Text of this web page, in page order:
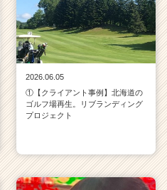
2026.06.05
①【クライアント事例】北海道の
ゴルフ場再生。リブランディング
プロジェクト